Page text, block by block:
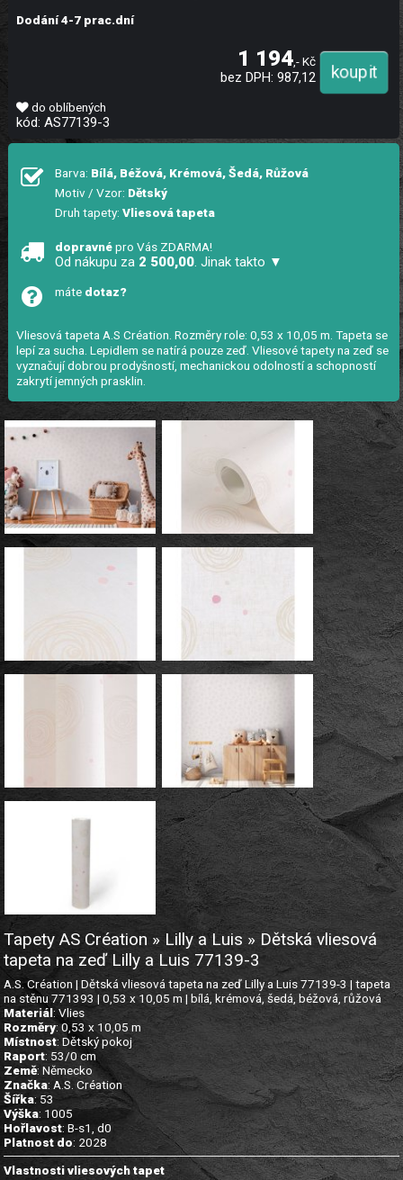
Dodání 4-7 prac.dní
1 194,- Kč
bez DPH: 987,12
do oblíbených
kód: AS77139-3
Barva: Bílá, Béžová, Krémová, Šedá, Růžová
Motiv / Vzor: Dětský
Druh tapety: Vliesová tapeta
dopravnépro Vás ZDARMA!
Od nákupu za 2 500,00. Jinak takto ▼
máte dotaz?
Vliesová tapeta A.S Création. Rozměry role: 0,53 x 10,05 m. Tapeta se
lepí za sucha. Lepidlem se natírá pouze zeď. Vliesové tapety na zeď se
vyznačují dobrou prodyšností, mechanickou odolností a schopností
zakrytí jemných prasklin.
Tapety AS Création » Lilly a Luis » Dětská vliesová
tapeta na zeď Lilly a Luis 77139-3
A.S. Création | Dětská vliesová tapeta na zeď Lilly a Luis 77139-3 | tapeta
na stěnu 771393 | 0,53 x 10,05 m | bílá, krémová, šedá, béžová, růžová
Materiál: Vlies
Rozměry: 0,53 x 10,05 m
Místnost: Dětský pokoj
Raport: 53/0 cm
Země: Německo
Značka: A.S. Création
Šířka: 53
Výška: 1005
Hořlavost: B-s1, d0
Platnost do: 2028
Vlastnosti vliesových tapet